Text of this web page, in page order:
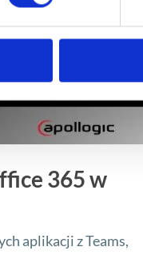
365 w
aplikacji z Teams,